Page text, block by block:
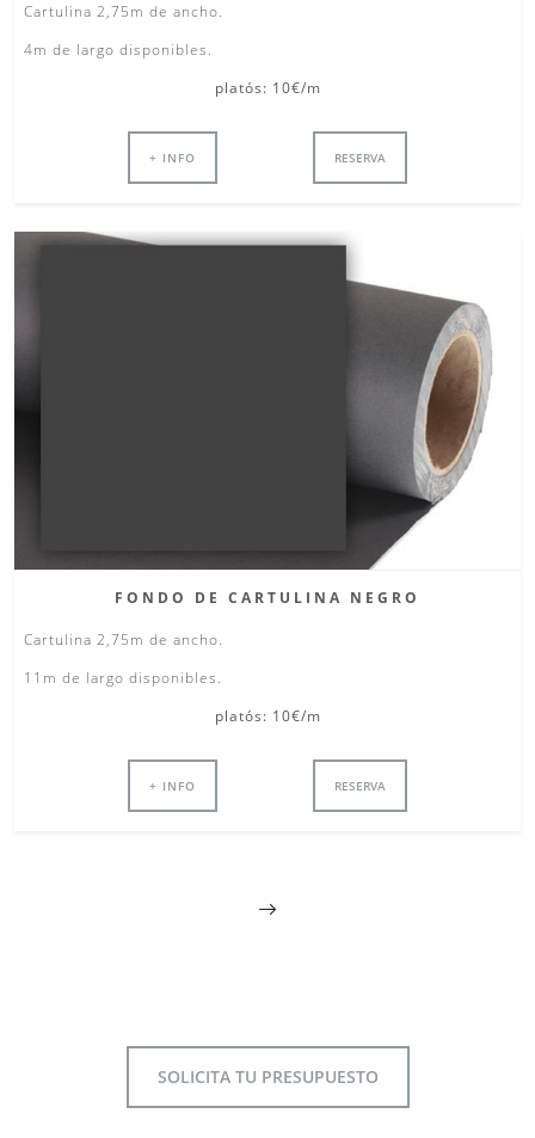
Cartulina 2,75m de ancho.
4m de largo disponibles.
platós: 10€/m
+ INFO RESERVA
FONDO DE CARTULINA NEGRO
Cartulina 2,75m de ancho.
11m de largo disponibles.
platós: 10€/m
+ INFO RESERVA
SOLICITA TU PRESUPUESTO